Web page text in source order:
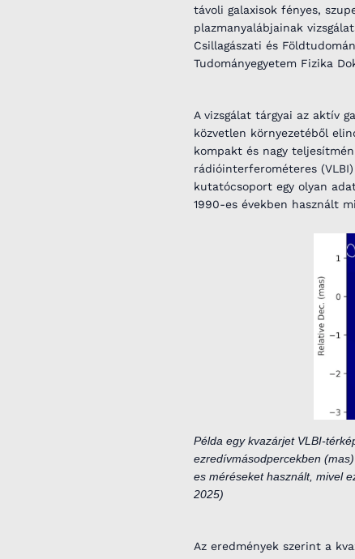
távoli galaxisok fényes,
plazmanyalábjainak
Csillagászati és
Tudományegyetem Fizika
A vizsgálat tárgyai az aktív
közvetlen környezetéből
kompakt és nagy
rádióinterferométeres
kutatócsoport egy olyan
1990-es években használt
Példa egy kvazárjet VLBI-
ezredívmásodpercekben
es méréseket használt, mivel
2025)
Az eredmények szerint a